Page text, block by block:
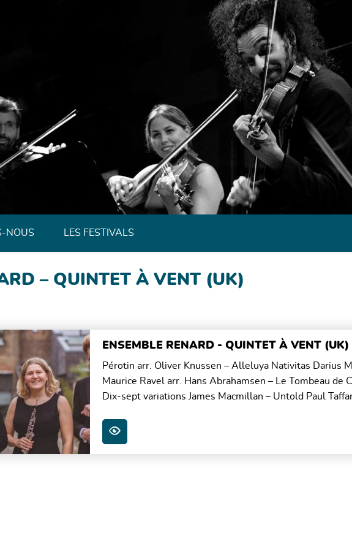
des Festivals de Musique Classique de Bretagne
NOUS LES FESTIVALS
– QUINTET À VENT (UK)
ENSEMBLE RENARD - QUINTET À VENT (UK)
Pérotin arr. Oliver Knussen – Alleluya Nativitas Darius
Maurice Ravel arr. Hans Abrahamsen – Le Tombeau de
Dix-sept variations James Macmillan – Untold Paul